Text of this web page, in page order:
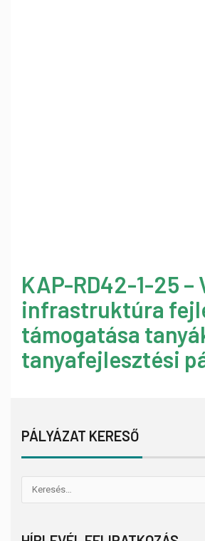
KAP-RD42-1-25 –
infrastruktúra
támogatása
tanyafejlesztési
PÁLYÁZAT KERESŐ